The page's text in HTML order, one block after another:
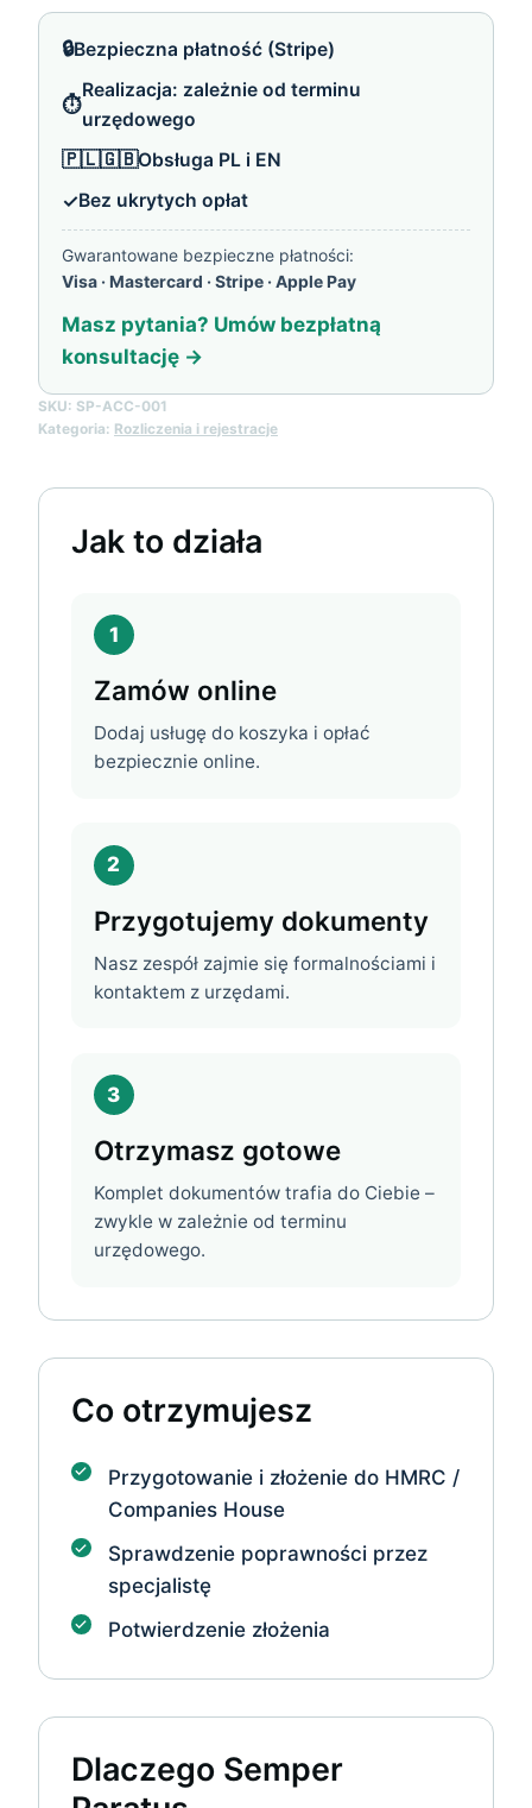
fizycznej
UK
dochodem
(Self
🔒Bezpieczna płatność (Stripe)
⏱️
Realizacja: zależnie od terminu
urzędowego
🇵🇱🇬🇧Obsługa PL i EN
✓Bez ukrytych opłat
Gwarantowane bezpieczne płatności:
Visa · Mastercard · Stripe · Apple Pay
Masz pytania? Umów bezpłatną
konsultację →
SKU: SP-ACC-001
Kategoria: Rozliczenia i rejestracje
Jak to działa
1
Zamów online
Dodaj usługę do koszyka i opłać
bezpiecznie online.
2
Przygotujemy dokumenty
Nasz zespół zajmie się formalnościami i
kontaktem z urzędami.
3
Otrzymasz gotowe
Komplet dokumentów trafia do Ciebie –
zwykle w zależnie od terminu
urzędowego.
Co otrzymujesz
Przygotowanie i złożenie do HMRC /
Companies House
Sprawdzenie poprawności przez
specjalistę
Potwierdzenie złożenia
Dlaczego Semper